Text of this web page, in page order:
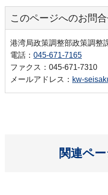
このページへのお問
港湾局政策調整部政策調整
電話： 045-671-7165
ファクス：045-671-7310
メールアドレス： kw-
関連ペ